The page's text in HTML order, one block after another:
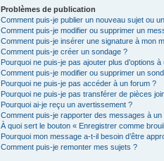
Problèmes de publication
Comment puis-je publier un nouveau sujet ou
Comment puis-je modifier ou supprimer un
Comment puis-je insérer une signature à mon
Comment puis-je créer un sondage ?
Pourquoi ne puis-je pas ajouter plus d’options
Comment puis-je modifier ou supprimer un
Pourquoi ne puis-je pas accéder à un forum ?
Pourquoi ne puis-je pas transférer de pièces
Pourquoi ai-je reçu un avertissement ?
Comment puis-je rapporter des messages à un
À quoi sert le bouton « Enregistrer comme
Pourquoi mon message a-t-il besoin d’être
Comment puis-je remonter mes sujets ?